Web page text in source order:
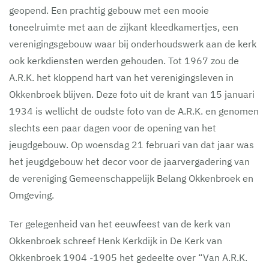
geopend. Een prachtig gebouw met een mooie
toneelruimte met aan de zijkant kleedkamertjes, een
verenigingsgebouw waar bij onderhoudswerk aan de kerk
ook kerkdiensten werden gehouden. Tot 1967 zou de
A.R.K. het kloppend hart van het verenigingsleven in
Okkenbroek blijven. Deze foto uit de krant van 15 januari
1934 is wellicht de oudste foto van de A.R.K. en genomen
slechts een paar dagen voor de opening van het
jeugdgebouw. Op woensdag 21 februari van dat jaar was
het jeugdgebouw het decor voor de jaarvergadering van
de vereniging Gemeenschappelijk Belang Okkenbroek en
Omgeving.
Ter gelegenheid van het eeuwfeest van de kerk van
Okkenbroek schreef Henk Kerkdijk in De Kerk van
Okkenbroek 1904 -1905 het gedeelte over “Van A.R.K.